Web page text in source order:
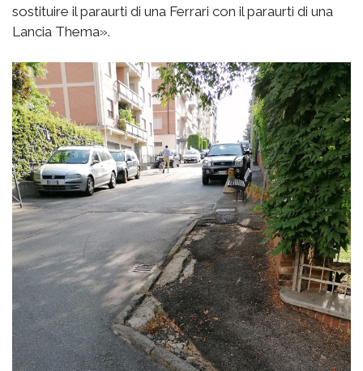
sostituire il paraurti di una Ferrari con il paraurti di una
Lancia Thema».